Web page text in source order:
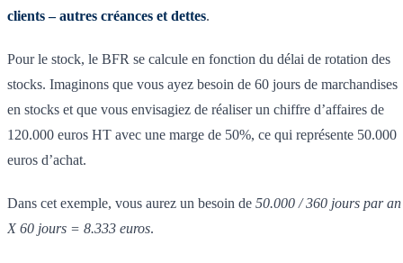
clients – autres créances et dettes.
Pour le stock, le BFR se calcule en fonction du délai de rotation des
stocks. Imaginons que vous ayez besoin de 60 jours de marchandises
en stocks et que vous envisagiez de réaliser un chiffre d’affaires de
120.000 euros HT avec une marge de 50%, ce qui représente 50.000
euros d’achat.
Dans cet exemple, vous aurez un besoin de 50.000 / 360 jours par an
X 60 jours = 8.333 euros.